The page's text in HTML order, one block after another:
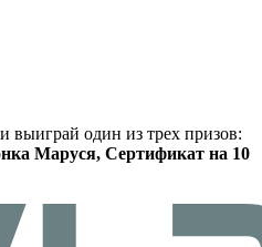
один из трех призов:
Маруся, Сертификат на 10